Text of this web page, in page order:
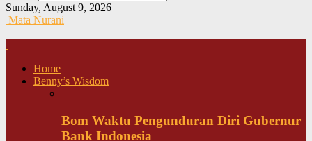
Sunday, August 9, 2026
Mata Nurani
Home
Benny’s Wisdom
Bom Waktu Pengunduran Diri Gubernur
Bank Indonesia